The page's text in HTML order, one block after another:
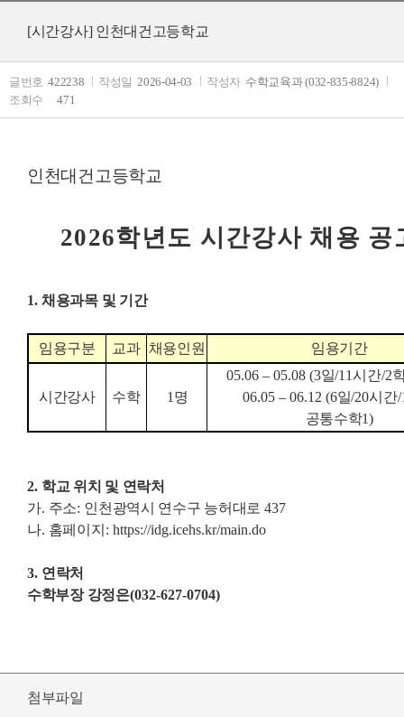
[시간강사] 인천대건고등학교
글번호 422238 작성일 2026-04-03 작성자 수학교육과 (032-835-8824)
조회수
471
인천대건고등학교
2026학년도 시간강사 채용 공
1. 채용과목 및 기간
임용구분 교과 채용인원 임용기간
시간강사 수학 1 명
05.06 – 05.08 (3일/11시간/2
06.05 – 06.12 (6일/20시간/
공통수학1)
2. 학교 위치 및 연락처
가. 주소: 인천광역시 연수구 능허대로 437
나. 홈페이지 : https://idg.icehs.kr/main.do
3. 연락처
수학부장 강정은(032-627-0704)
첨부파일